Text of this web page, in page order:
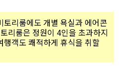
리룸에도 개별 욕실과 에어콘
리룸은 정원이 4인을 초과하지
객도 쾌적하게 휴식을 취할